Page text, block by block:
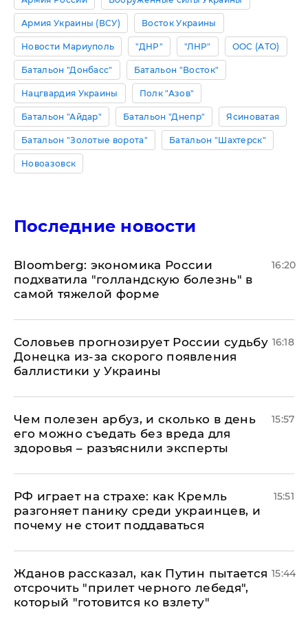
Армия Украины (ВСУ) Восток Украины
Новости Мариуполь "ДНР" "ЛНР" ООС (АТО)
Батальон "Донбасс" Батальон "Восток"
Нацгвардия Украины Полк "Азов"
Батальон "Айдар" Батальон "Днепр" Ясиноватая
Батальон "Золотые ворота" Батальон "Шахтерск"
Новоазовск
Последние новости
Bloomberg: экономика России
подхватила "голландскую болезнь" в
самой тяжелой форме
16:20
Соловьев прогнозирует России судьбу
Донецка из-за скорого появления
баллистики у Украины
16:18
Чем полезен арбуз, и сколько в день
его можно съедать без вреда для
здоровья – разъяснили эксперты
15:57
РФ играет на страхе: как Кремль
разгоняет панику среди украинцев, и
почему не стоит поддаваться
15:51
Жданов рассказал, как Путин пытается
отсрочить "прилет черного лебедя",
который "готовится ко взлету"
15:44